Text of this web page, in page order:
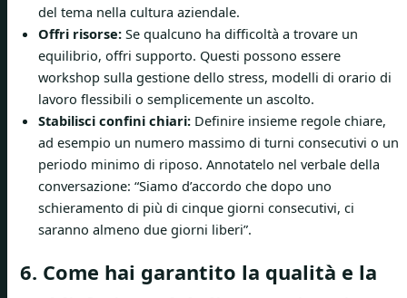
del tema nella cultura aziendale.
Offri risorse: Se qualcuno ha difficoltà a trovare un
equilibrio, offri supporto. Questi possono essere
workshop sulla gestione dello stress, modelli di orario di
lavoro flessibili o semplicemente un ascolto.
Stabilisci confini chiari: Definire insieme regole chiare,
ad esempio un numero massimo di turni consecutivi o un
periodo minimo di riposo. Annotatelo nel verbale della
conversazione: “Siamo d’accordo che dopo uno
schieramento di più di cinque giorni consecutivi, ci
saranno almeno due giorni liberi”.
6. Come hai garantito la qualità e la